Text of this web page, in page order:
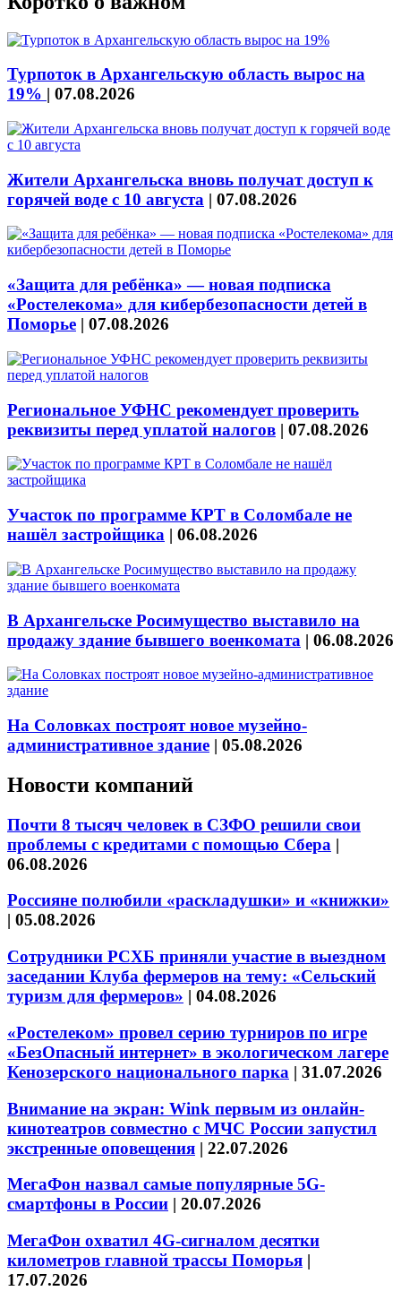
Турпоток в Архангельскую область вырос на
19% | 07.08.2026
Жители Архангельска вновь получат доступ к
горячей воде с 10 августа | 07.08.2026
«Защита для ребёнка» — новая подписка
«Ростелекома» для кибербезопасности детей в
Поморье | 07.08.2026
Региональное УФНС рекомендует проверить
реквизиты перед уплатой налогов | 07.08.2026
Участок по программе КРТ в Соломбале не
нашёл застройщика | 06.08.2026
В Архангельске Росимущество выставило на
продажу здание бывшего военкомата | 06.08.2026
На Соловках построят новое музейно-
административное здание | 05.08.2026
Новости компаний
Почти 8 тысяч человек в СЗФО решили свои
проблемы с кредитами с помощью Сбера |
06.08.2026
Россияне полюбили «раскладушки» и «книжки»
| 05.08.2026
Сотрудники РСХБ приняли участие в выездном
заседании Клуба фермеров на тему: «Сельский
туризм для фермеров» | 04.08.2026
«Ростелеком» провел серию турниров по игре
«БезОпасный интернет» в экологическом лагере
Кенозерского национального парка | 31.07.2026
Внимание на экран: Wink первым из онлайн-
кинотеатров совместно с МЧС России запустил
экстренные оповещения | 22.07.2026
МегаФон назвал самые популярные 5G-
смартфоны в России | 20.07.2026
МегаФон охватил 4G-сигналом десятки
километров главной трассы Поморья |
17.07.2026